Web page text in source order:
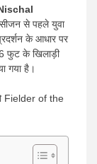
से पहले युवा
के आधार पर
6 फुट के खिलाड़ी
गया है।
Fielder of the